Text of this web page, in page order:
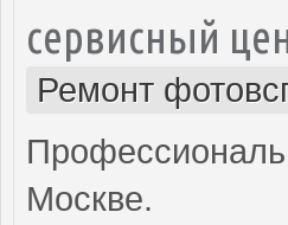
сервисный
Ремонт
Москве.